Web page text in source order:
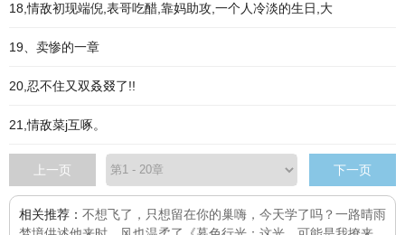
18,情敌初现端倪,表哥吃醋,靠妈助攻,一个人冷淡的生日,大
19、卖惨的一章
20,忍不住又双叒叕了!!
21,情敌菜j互啄。
上一页 下一页
相关推荐： 不想飞了，只想留在你的巢嗨，今天学了吗？一路晴雨